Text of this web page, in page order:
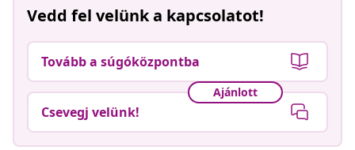
Vedd fel velünk a kapcsolatot!
Tovább a súgóközpontba
Ajánlott
Csevegj velünk!